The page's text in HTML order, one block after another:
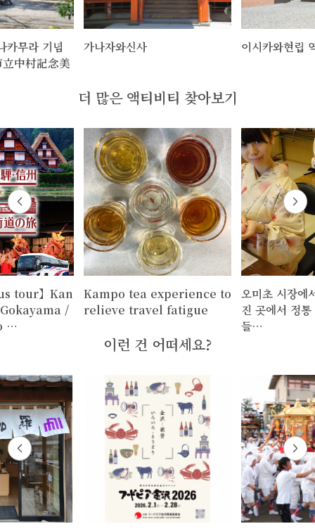
카무라 기념
中村記念美
가나자와신사 이시카와현립
더 많은 액티비티 찾아보기
tour】Kan
/
…
Kampo tea experience to
relieve travel fatigue
오미초 시장에
진 곳에서 정
들…
이런 건 어떠세요?